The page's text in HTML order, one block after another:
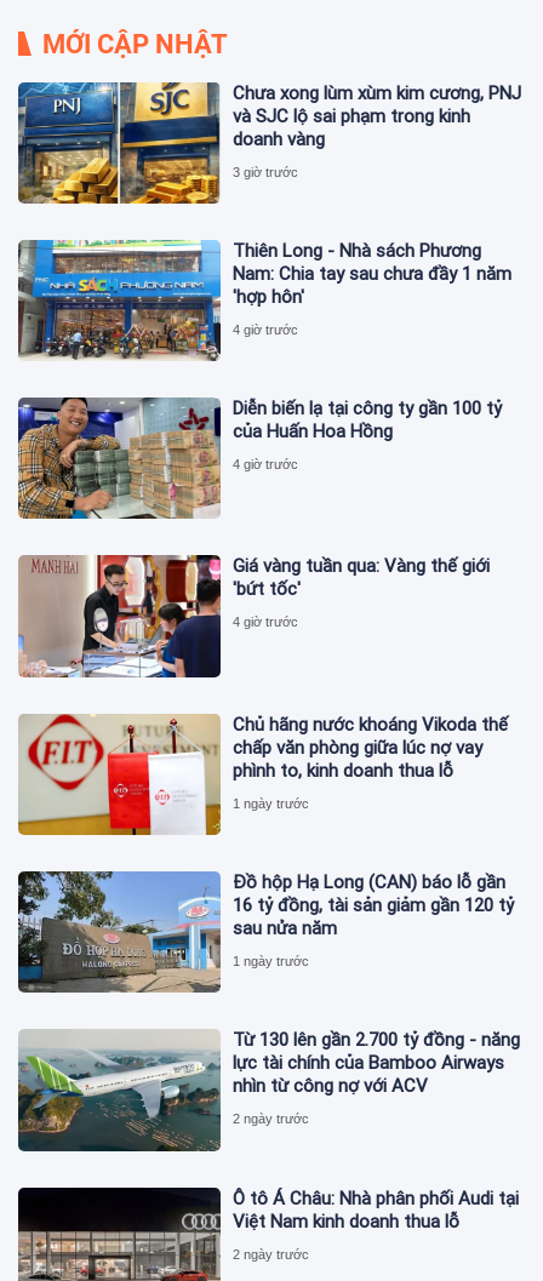
MỚI CẬP NHẬT
Chưa xong lùm xùm kim cương, PNJ
và SJC lộ sai phạm trong kinh
doanh vàng
3 giờ trước
Thiên Long - Nhà sách Phương
Nam: Chia tay sau chưa đầy 1 năm
'hợp hôn'
4 giờ trước
Diễn biến lạ tại công ty gần 100 tỷ
của Huấn Hoa Hồng
4 giờ trước
Giá vàng tuần qua: Vàng thế giới
'bứt tốc'
4 giờ trước
Chủ hãng nước khoáng Vikoda thế
chấp văn phòng giữa lúc nợ vay
phình to, kinh doanh thua lỗ
1 ngày trước
Đồ hộp Hạ Long (CAN) báo lỗ gần
16 tỷ đồng, tài sản giảm gần 120 tỷ
sau nửa năm
1 ngày trước
Từ 130 lên gần 2.700 tỷ đồng - năng
lực tài chính của Bamboo Airways
nhìn từ công nợ với ACV
2 ngày trước
Ô tô Á Châu: Nhà phân phối Audi tại
Việt Nam kinh doanh thua lỗ
2 ngày trước